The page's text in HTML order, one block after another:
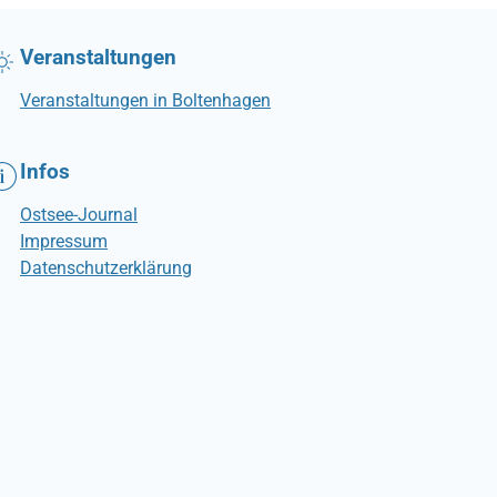
Veranstaltungen
Veranstaltungen in Boltenhagen
Infos
Ostsee-Journal
Impressum
Datenschutzerklärung